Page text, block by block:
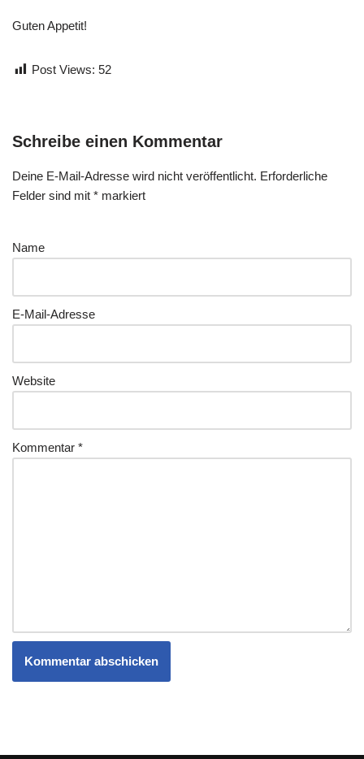
Guten Appetit!
Post Views: 52
Schreibe einen Kommentar
Deine E-Mail-Adresse wird nicht veröffentlicht. Erforderliche
Felder sind mit * markiert
Name
E-Mail-Adresse
Website
Kommentar *